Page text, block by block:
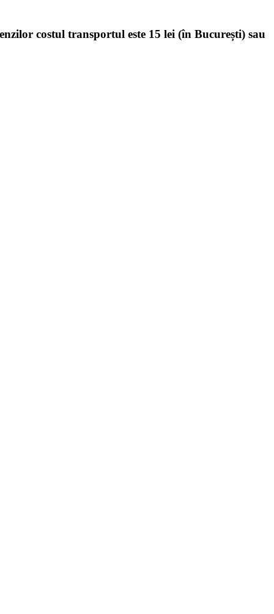
costul transportul este 15 lei (în București) sau